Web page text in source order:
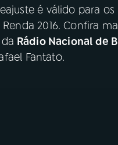
é válido para
2016. Confira
Rádio Nacional de
Fantato.